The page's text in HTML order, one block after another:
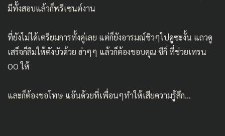
มีทั้งสอบแล้วก็พรีเซนต์งาน
ที่ยังไม่ได้เตรียมการทั้งคู่เลย แต่ก็ยังอารมณ์ชิวๆไปดูซะงั้น แถวดู
เสร็จก็ลืมให้ตังบัวด้วย ฮ่าๆๆ แล้วก็ต้องขอบคุณ ซึกิ่ ที่ช่วยเทรน
OO ให้
และก็ต้องขอโทษ แอ๊นด้วยที่เพื่อนๆทำให้เสียความรู้สึก…